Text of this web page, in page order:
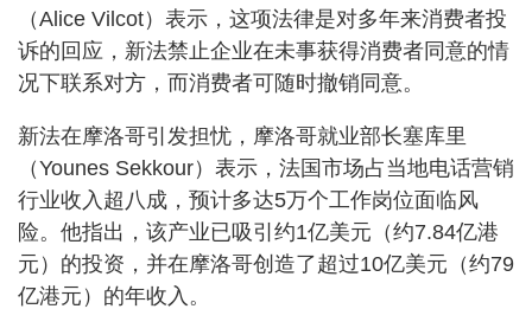
（Alice Vilcot）表示，这项法律是对多年来消费者投
诉的回应，新法禁止企业在未事获得消费者同意的情
况下联系对方，而消费者可随时撤销同意。
新法在摩洛哥引发担忧，摩洛哥就业部长塞库里
（Younes Sekkour）表示，法国市场占当地电话营销
行业收入超八成，预计多达5万个工作岗位面临风
险。他指出，该产业已吸引约1亿美元（约7.84亿港
元）的投资，并在摩洛哥创造了超过10亿美元（约79
亿港元）的年收入。